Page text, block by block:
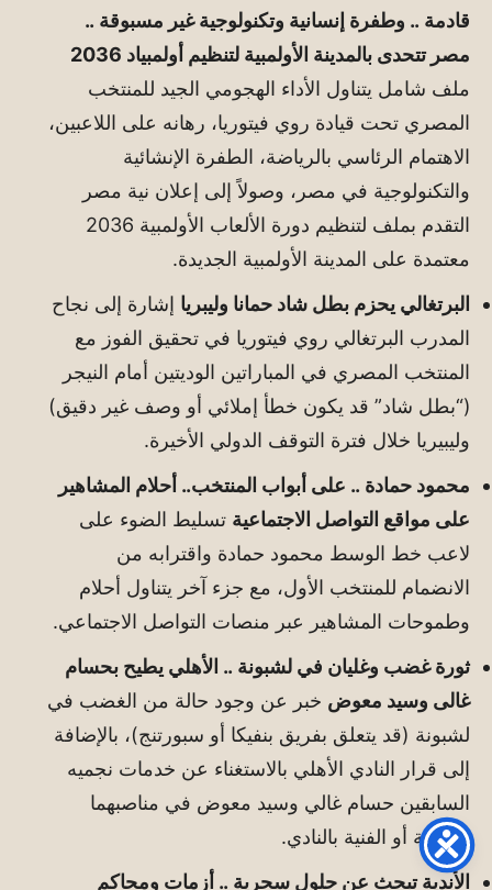
قادمة .. وطفرة إنسانية وتكنولوجية غير مسبوقة ..
مصر تتحدى بالمدينة الأولمبية لتنظيم أولمبياد 2036
ملف شامل يتناول الأداء الهجومي الجيد للمنتخب
المصري تحت قيادة روي فيتوريا، رهانه على اللاعبين،
الاهتمام الرئاسي بالرياضة، الطفرة الإنشائية
والتكنولوجية في مصر، وصولاً إلى إعلان نية مصر
التقدم بملف لتنظيم دورة الألعاب الأولمبية 2036
معتمدة على المدينة الأولمبية الجديدة.
البرتغالي يحزم بطل شاد حمانا وليبريا إشارة إلى نجاح
المدرب البرتغالي روي فيتوريا في تحقيق الفوز مع
المنتخب المصري في المباراتين الوديتين أمام النيجر
(“بطل شاد” قد يكون خطأ إملائي أو وصف غير دقيق)
وليبيريا خلال فترة التوقف الدولي الأخيرة.
محمود حمادة .. على أبواب المنتخب.. أحلام المشاهير
على مواقع التواصل الاجتماعية تسليط الضوء على
لاعب خط الوسط محمود حمادة واقترابه من
الانضمام للمنتخب الأول، مع جزء آخر يتناول أحلام
وطموحات المشاهير عبر منصات التواصل الاجتماعي.
ثورة غضب وغليان في لشبونة .. الأهلي يطيح بحسام
غالى وسيد معوض خبر عن وجود حالة من الغضب في
لشبونة (قد يتعلق بفريق بنفيكا أو سبورتنج)، بالإضافة
إلى قرار النادي الأهلي بالاستغناء عن خدمات نجميه
السابقين حسام غالي وسيد معوض في مناصبهما
الإدارية أو الفنية بالنادي.
الأندية تبحث عن حلول سحرية .. أزمات ومحاكم